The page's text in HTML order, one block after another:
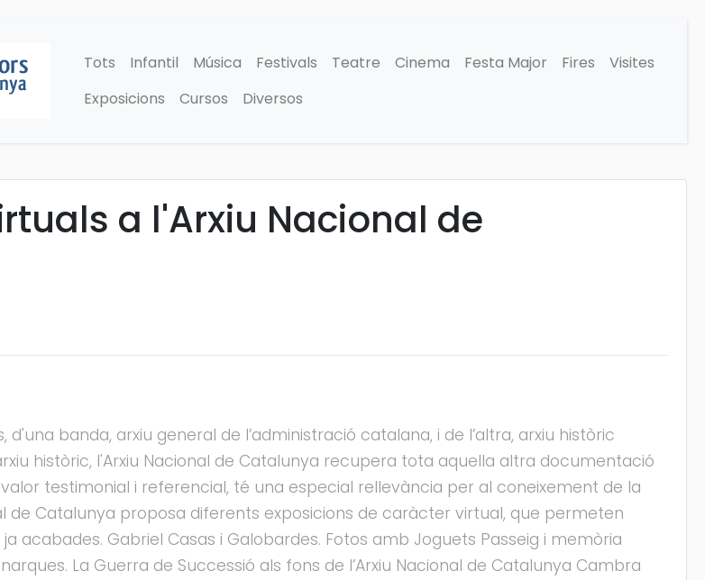
Tots Infantil Música Festivals Teatre Cinema Festa Major Fires
Visites
Exposicions
Cursos Diversos
a l'Arxiu Nacional de
d'una banda, arxiu general de l’administració catalana, i de l’altra, arxiu històric
històric, l'Arxiu Nacional de Catalunya recupera tota aquella altra documentació
testimonial i referencial, té una especial rellevància per al coneixement de la
de Catalunya proposa diferents exposicions de caràcter virtual, que permeten
acabades. Gabriel Casas i Galobardes. Fotos amb Joguets Passeig i memòria
La Guerra de Successió als fons de l’Arxiu Nacional de Catalunya Cambra